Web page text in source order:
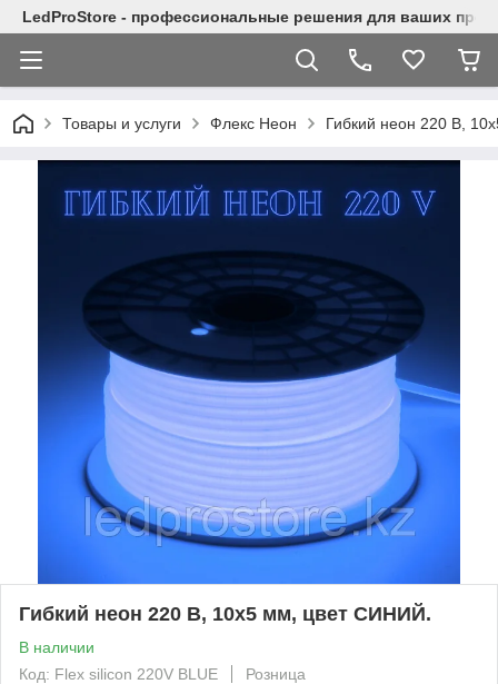
LedProStore - профессиональные решения для ваших
Товары и услуги Флекс Неон Гибкий неон 220 В,
Гибкий неон 220 В, 10x5 мм, цвет СИНИЙ.
В наличии
Код: Flex silicon 220V BLUE
Розница